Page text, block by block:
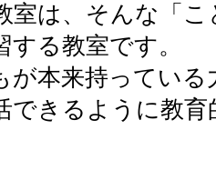
室は、そんな「
する教室です。
本来持っている
できるように教